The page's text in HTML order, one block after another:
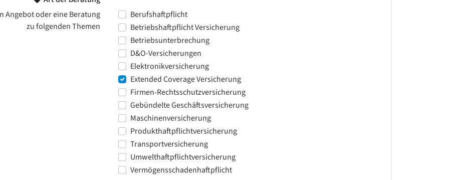
Angebot oder eine Beratung
zu folgenden Themen
Berufshaftpflicht
Betriebshaftpflicht Versicherung
Betriebsunterbrechung
D&O-Versicherungen
Elektronikversicherung
Extended Coverage Versicherung
Firmen-Rechtsschutzversicherung
Gebündelte Geschäftsversicherung
Maschinenversicherung
Produkthaftpflichtversicherung
Transportversicherung
Umwelthaftpflichtversicherung
Vermögensschadenhaftpflicht